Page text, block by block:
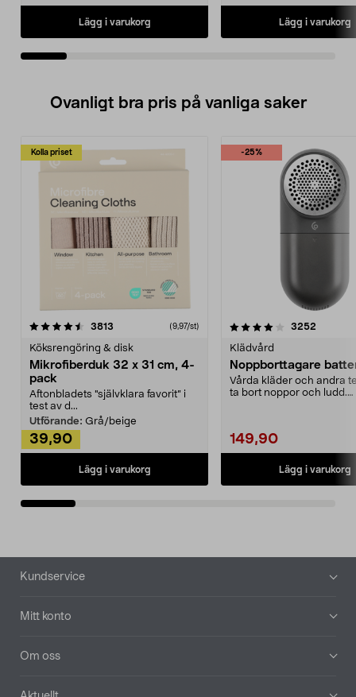
Lägg i varukorg Lägg i varukorg
Ovanligt bra pris på vanliga saker
Kolla priset
3813 (9,97/st)
Köksrengöring & disk
Mikrofiberduk 32 x 31 cm, 4-
pack
Aftonbladets "självklara favorit” i
test av d...
Utförande: Grå/beige
39,90
Lägg i varukorg
-25%
4.0av 5 stjärnor 3252
Klädvård
Noppborttagare
Vårda kläder och andra
ta bort noppor och ludd.
149,90
Lägg i varukorg
4.5av 5 stjärnor
Sidfot
Kundservice
Mitt konto
Om oss